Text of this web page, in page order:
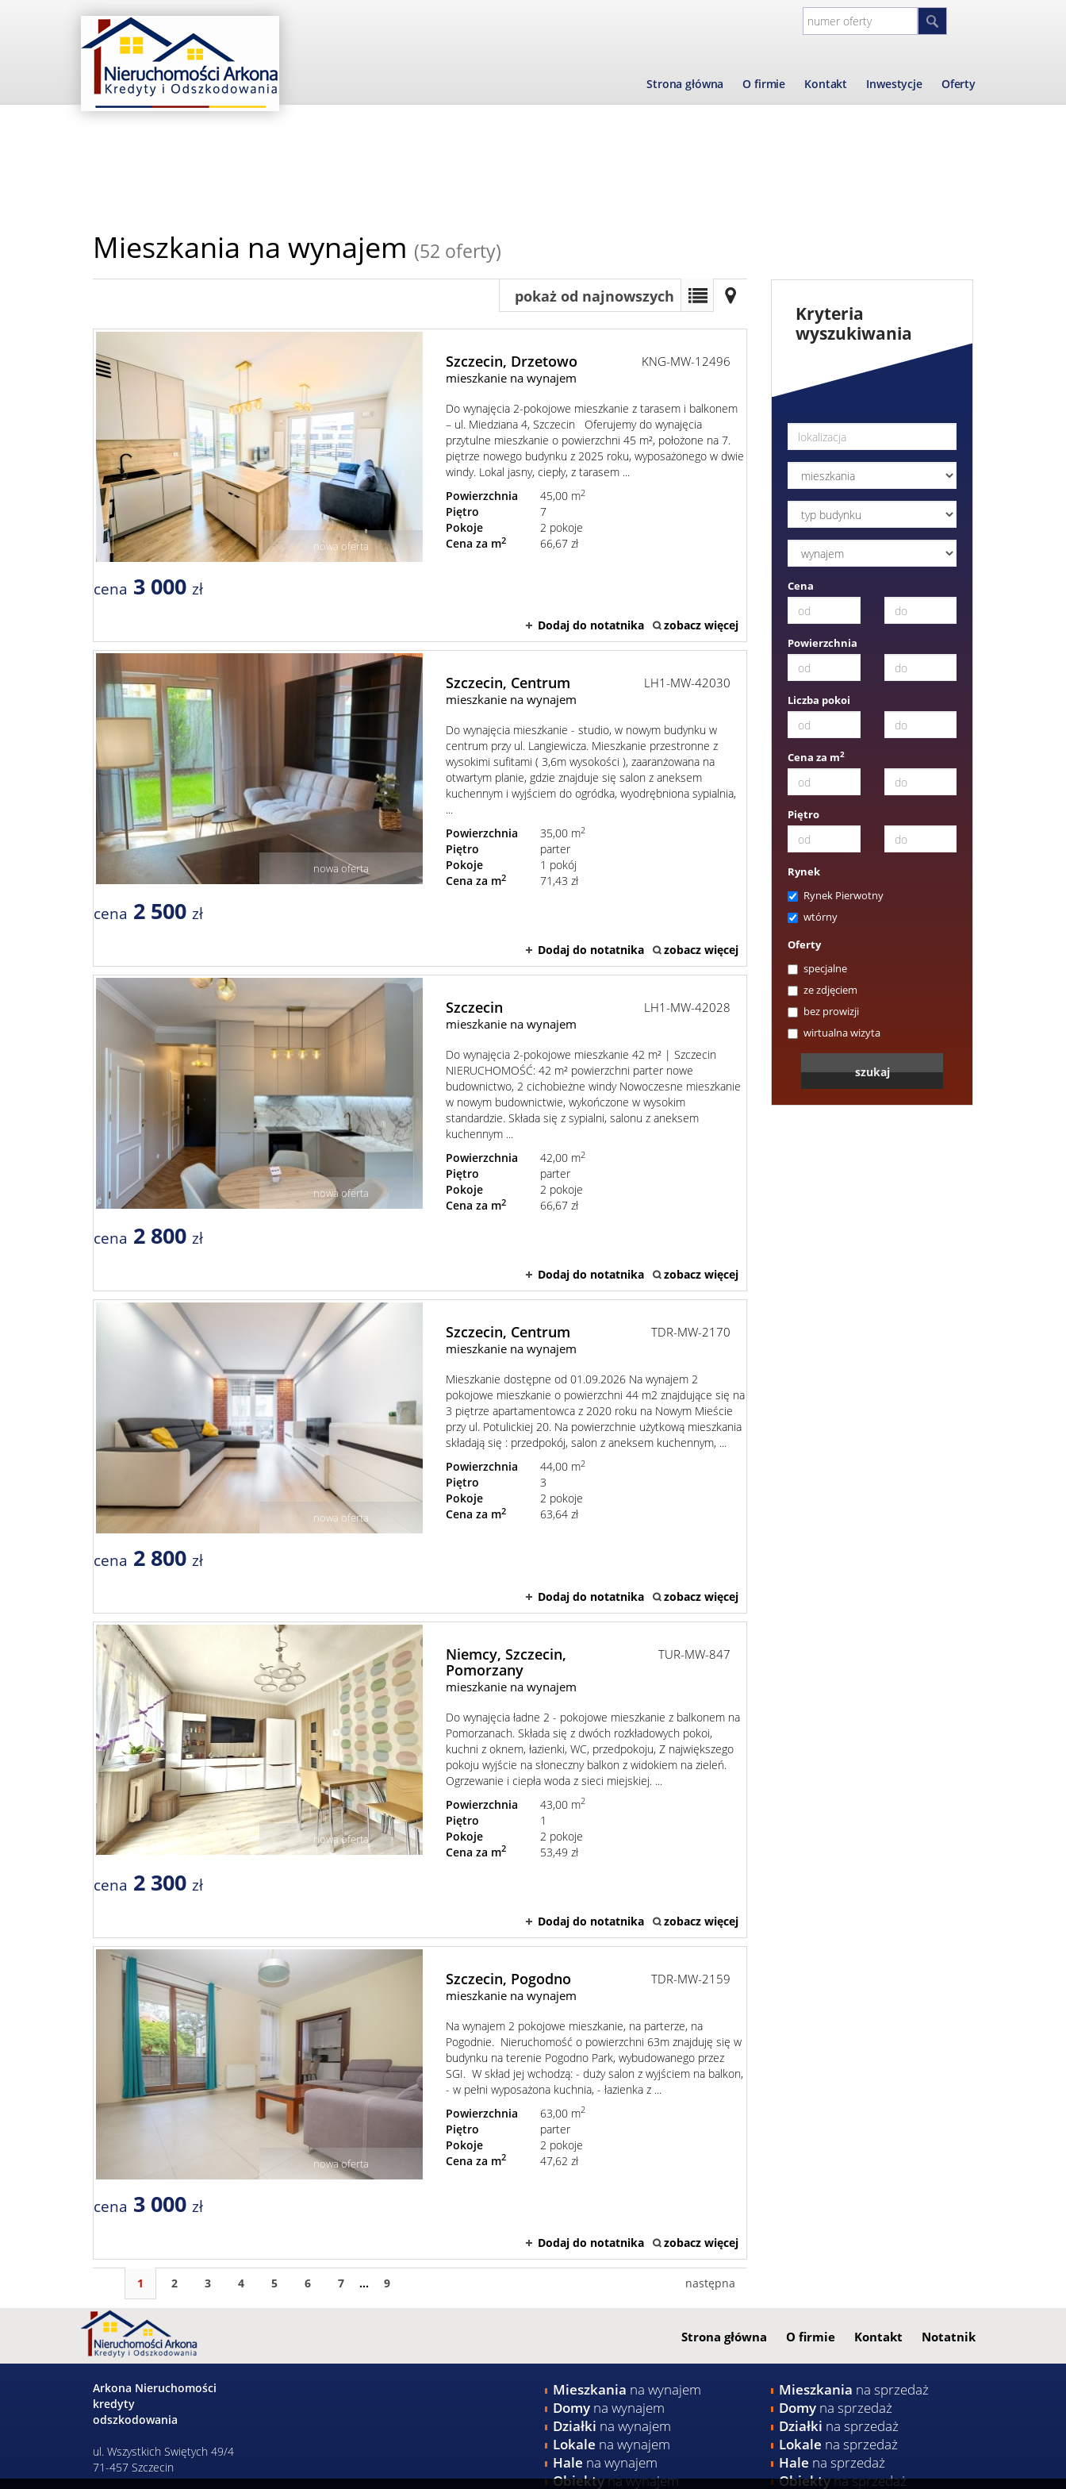
Strona główna O firmie Kontakt Inwestycje Oferty
Mieszkania na wynajem (52 oferty)
pokaż od najnowszych
nowa oferta
Szczecin, Drzetowo
mieszkanie na wynajem
KNG-MW-12496
Do wynajęcia 2-pokojowe mieszkanie z tarasem i balkonem
– ul. Miedziana 4, Szczecin Oferujemy do wynajęcia
przytulne mieszkanie o powierzchni 45 m², położone na 7.
piętrze nowego budynku z 2025 roku, wyposażonego w dwie
windy. Lokal jasny, ciepły, z tarasem ...
Powierzchnia
45,00 m2
Piętro
7
Pokoje
2 pokoje
Cena za m2 66,67 zł
cena 3 000 zł
Dodaj do notatnika zobacz więcej
nowa oferta
Szczecin, Centrum
mieszkanie na wynajem
LH1-MW-42030
Do wynajęcia mieszkanie - studio, w nowym budynku w
centrum przy ul. Langiewicza. Mieszkanie przestronne z
wysokimi sufitami ( 3,6m wysokości ), zaaranżowana na
otwartym planie, gdzie znajduje się salon z aneksem
kuchennym i wyjściem do ogródka, wyodrębniona sypialnia,
...
Powierzchnia
35,00 m2
Piętro
parter
Pokoje
1 pokój
Cena za m2 71,43 zł
cena 2 500 zł
Dodaj do notatnika zobacz więcej
nowa oferta
Szczecin
mieszkanie na wynajem
LH1-MW-42028
Do wynajęcia 2-pokojowe mieszkanie 42 m² | Szczecin
NIERUCHOMOŚĆ: 42 m² powierzchni parter nowe
budownictwo, 2 cichobieżne windy Nowoczesne mieszkanie
w nowym budownictwie, wykończone w wysokim
standardzie. Składa się z sypialni, salonu z aneksem
kuchennym ...
Powierzchnia
42,00 m2
Piętro
parter
Pokoje
2 pokoje
Cena za m2 66,67 zł
cena 2 800 zł
Dodaj do notatnika zobacz więcej
nowa oferta
Szczecin, Centrum
mieszkanie na wynajem
TDR-MW-2170
Mieszkanie dostępne od 01.09.2026 Na wynajem 2
pokojowe mieszkanie o powierzchni 44 m2 znajdujące się na
3 piętrze apartamentowca z 2020 roku na Nowym Mieście
przy ul. Potulickiej 20. Na powierzchnie użytkową mieszkania
składają się : przedpokój, salon z aneksem kuchennym, ...
Powierzchnia
44,00 m2
Piętro
3
Pokoje
2 pokoje
Cena za m2 63,64 zł
cena 2 800 zł
Dodaj do notatnika zobacz więcej
nowa oferta
Niemcy, Szczecin,
Pomorzany
mieszkanie na wynajem
TUR-MW-847
Do wynajęcia ładne 2 - pokojowe mieszkanie z balkonem na
Pomorzanach. Składa się z dwóch rozkładowych pokoi,
kuchni z oknem, łazienki, WC, przedpokoju, Z największego
pokoju wyjście na słoneczny balkon z widokiem na zieleń.
Ogrzewanie i ciepła woda z sieci miejskiej. ...
Powierzchnia
43,00 m2
Piętro
1
Pokoje
2 pokoje
Cena za m2 53,49 zł
cena 2 300 zł
Dodaj do notatnika zobacz więcej
nowa oferta
Szczecin, Pogodno
mieszkanie na wynajem
TDR-MW-2159
Na wynajem 2 pokojowe mieszkanie, na parterze, na
Pogodnie. Nieruchomość o powierzchni 63m znajduję się w
budynku na terenie Pogodno Park, wybudowanego przez
SGI. W skład jej wchodzą: - duży salon z wyjściem na balkon,
- w pełni wyposażona kuchnia, - łazienka z ...
Powierzchnia
63,00 m2
Piętro
parter
Pokoje
2 pokoje
Cena za m2 47,62 zł
cena 3 000 zł
Dodaj do notatnika zobacz więcej
1 2 3 4 5 6 7 ... 9 następna
Kryteria
wyszukiwania
Cena
Powierzchnia
Liczba pokoi
Cena za m2
Piętro
Rynek
Rynek Pierwotny
wtórny
Oferty
specjalne
ze zdjęciem
bez prowizji
wirtualna wizyta
Strona główna O firmie Kontakt Notatnik
Arkona Nieruchomości
kredyty
odszkodowania
ul. Wszystkich Swiętych 49/4
71-457 Szczecin
Mieszkania na wynajem
Domy na wynajem
Działki na wynajem
Lokale na wynajem
Hale na wynajem
Obiektyna wynajem
Mieszkania na sprzedaż
Domy na sprzedaż
Działki na sprzedaż
Lokale na sprzedaż
Hale na sprzedaż
Obiektyna sprzedaż